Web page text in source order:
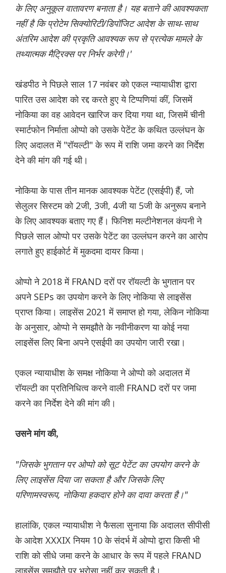
के लिए अनुकूल वातावरण बनाता है। यह बताने की आवश्यकता
नहीं है कि प्रोटेम सिक्योरिटी/डिपॉजिट आदेश के साथ-साथ
अंतरिम आदेश की प्रकृति आवश्यक रूप से प्रत्येक मामले के
तथ्यात्मक मैट्रिक्स पर निर्भर करेगी।'
खंडपीठ ने पिछले साल 17 नवंबर को एकल न्यायाधीश द्वारा
पारित उस आदेश को रद्द करते हुए ये टिप्पणियां कीं, जिसमें
नोकिया का वह आवेदन खारिज कर दिया गया था, जिसमें चीनी
स्मार्टफोन निर्माता ओप्पो को उसके पेटेंट के कथित उल्लंघन के
लिए अदालत में "रॉयल्टी" के रूप में राशि जमा करने का निर्देश
देने की मांग की गई थी।
नोकिया के पास तीन मानक आवश्यक पेटेंट (एसईपी) हैं, जो
सेलुलर सिस्टम को 2जी, 3जी, 4जी या 5जी के अनुरूप बनाने
के लिए आवश्यक बताए गए हैं। फिनिश मल्टीनेशनल कंपनी ने
पिछले साल ओप्पो पर उसके पेटेंट का उल्लंघन करने का आरोप
लगाते हुए हाईकोर्ट में मुकदमा दायर किया।
ओप्पो ने 2018 में FRAND दरों पर रॉयल्टी के भुगतान पर
अपने SEPs का उपयोग करने के लिए नोकिया से लाइसेंस
प्राप्त किया। लाइसेंस 2021 में समाप्त हो गया, लेकिन नोकिया
के अनुसार, ओप्पो ने समझौते के नवीनीकरण या कोई नया
लाइसेंस लिए बिना अपने एसईपी का उपयोग जारी रखा।
एकल न्यायाधीश के समक्ष नोकिया ने ओप्पो को अदालत में
रॉयल्टी का प्रतिनिधित्व करने वाली FRAND दरों पर जमा
करने का निर्देश देने की मांग की।
उसने मांग की,
"जिसके भुगतान पर ओप्पो को सूट पेटेंट का उपयोग करने के
लिए लाइसेंस दिया जा सकता है और जिसके लिए
परिणामस्वरूप, नोकिया हकदार होने का दावा करता है।"
हालांकि, एकल न्यायाधीश ने फैसला सुनाया कि अदालत सीपीसी
के आदेश XXXIX नियम 10 के संदर्भ में ओप्पो द्वारा किसी भी
राशि को सीधे जमा करने के आधार के रूप में पहले FRAND